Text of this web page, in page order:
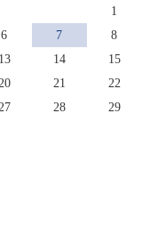
1
6 7
8
13 14
15
21
22
28
29